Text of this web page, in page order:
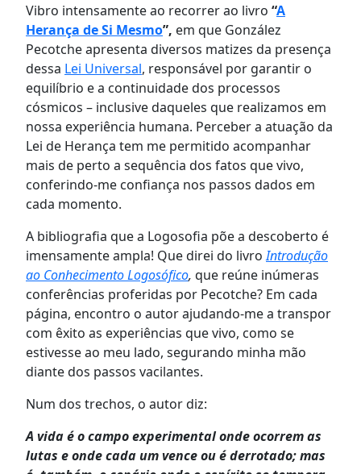
Vibro intensamente ao recorrer ao livro “A
Herança de Si Mesmo”, em que González
Pecotche apresenta diversos matizes da presença
dessa Lei Universal, responsável por garantir o
equilíbrio e a continuidade dos processos
cósmicos – inclusive daqueles que realizamos em
nossa experiência humana. Perceber a atuação da
Lei de Herança tem me permitido acompanhar
mais de perto a sequência dos fatos que vivo,
conferindo-me confiança nos passos dados em
cada momento.
A bibliografia que a Logosofia põe a descoberto é
imensamente ampla! Que direi do livroIntrodução
ao Conhecimento Logosófico, que reúne inúmeras
conferências proferidas por Pecotche? Em cada
página, encontro o autor ajudando-me a transpor
com êxito as experiências que vivo, como se
estivesse ao meu lado, segurando minha mão
diante dos passos vacilantes.
Num dos trechos, o autor diz:
A vida é o campo experimental onde ocorrem as
lutas e onde cada um vence ou é derrotado; mas